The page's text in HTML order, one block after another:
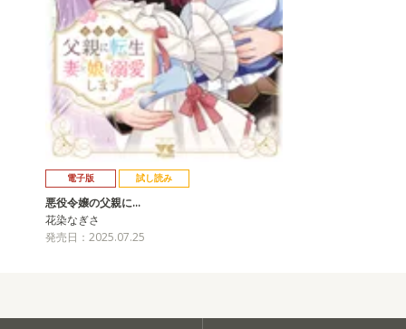
電子版 試し読み
悪役令嬢の父親に…
花染なぎさ
発売日：2025.07.25